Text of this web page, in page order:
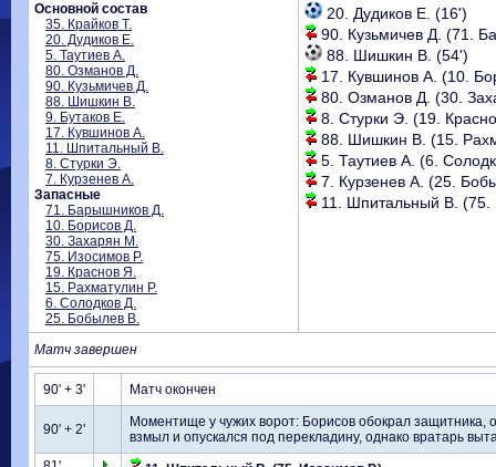
Основной состав
35. Крайков Т.
20. Дудиков Е.
5. Таутиев А.
80. Озманов Д.
90. Кузьмичев Д.
88. Шишкин В.
9. Бутаков Е.
17. Кувшинов А.
11. Шпитальный В.
8. Стурки Э.
7. Курзенев А.
Запасные
71. Барышников Д.
10. Борисов Д.
30. Захарян М.
75. Изосимов Р.
19. Краснов Я.
15. Рахматулин Р.
6. Солодков Д.
25. Бобылев В.
20. Дудиков Е. (16')
90. Кузьмичев Д. (71.
88. Шишкин В. (54')
17. Кувшинов А. (10.
80. Озманов Д. (30.
8. Стурки Э. (19.
88. Шишкин В. (15.
5. Таутиев А. (6.
7. Курзенев А. (25.
11. Шпитальный В. (75.
Матч завершен
90' + 3' Матч окончен
90' + 2'
Моментище у чужих ворот: Борисов обокрал защитника,
взмыл и опускался под перекладину, однако вратарь